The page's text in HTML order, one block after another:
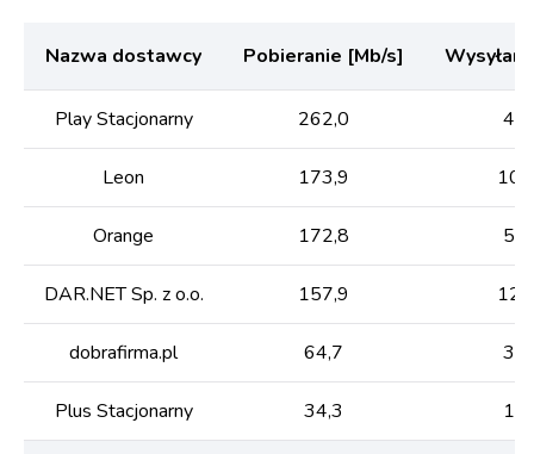
Nazwa dostawcy Pobieranie [Mb/s]
Play Stacjonarny 262,0
Leon 173,9
Orange 172,8
DAR.NET Sp. z o.o. 157,9
dobrafirma.pl 64,7
Plus Stacjonarny 34,3